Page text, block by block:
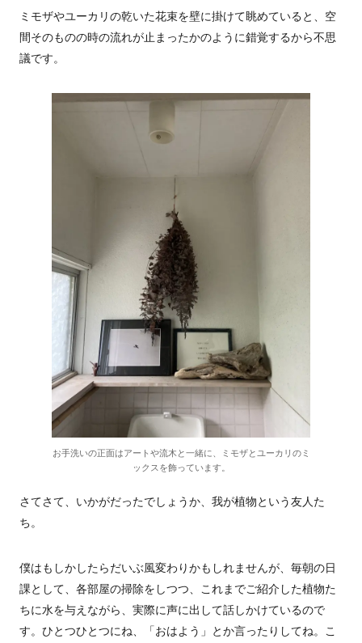
ミモザやユーカリの乾いた花束を壁に掛けて眺めていると、空
間そのものの時の流れが止まったかのように錯覚するから不思
議です。
お手洗いの正面はアートや流木と一緒に、ミモザとユーカリのミ
ックスを飾っています。
さてさて、いかがだったでしょうか、我が植物という友人た
ち。
僕はもしかしたらだいぶ風変わりかもしれませんが、毎朝の日
課として、各部屋の掃除をしつつ、これまでご紹介した植物た
ちに水を与えながら、実際に声に出して話しかけているので
す。ひとつひとつにね、「おはよう」とか言ったりしてね。こ